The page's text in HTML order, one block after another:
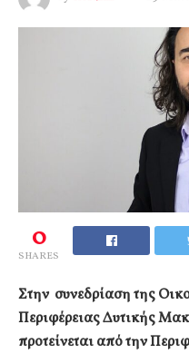
0
SHARES
Στην συνεδρίαση της
Περιφέρειας Δυτικής
προτείνεται από την